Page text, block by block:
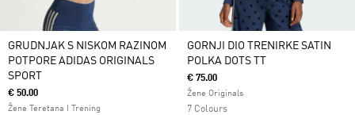
GRUDNJAK S NISKOM RAZINOM
POTPORE ADIDAS ORIGINALS
SPORT
€ 50.00
Žene Teretana I Trening
GORNJI DIO TRENIRKE SATIN
POLKA DOTS TT
€ 75.00
Žene Originals
7 Colours